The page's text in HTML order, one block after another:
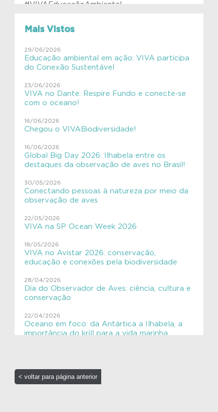
#VIVAEducaçãoAmbiental
#VIVAJulianaMolás
#VIVAnasEscolas
#VIVAnasEscolas
#VIVAsemlixo
Aves migratórias
SHE
VIVAToninha
VIVAves
Mais Vistos
29/06/2026
Educação ambiental em ação: VIVA participa
do Conexão Sustentável
23/06/2026
VIVA no Dante: Respire Fundo e conecte-se
com o oceano!
16/06/2026
Chegou o VIVABiodiversidade!
16/06/2026
Global Big Day 2026: Ilhabela entre os
destaques da observação de aves no Brasil!
30/05/2026
Conectando pessoas à natureza por meio da
observação de aves
22/05/2026
VIVA na SP Ocean Week 2026
18/05/2026
VIVA no Avistar 2026: conservação,
educação e conexões pela biodiversidade
28/04/2026
Dia do Observador de Aves: ciência, cultura e
conservação
22/04/2026
Oceano em foco: da Antártica a Ilhabela, a
importância do krill para a vida marinha
16/04/2026
Ensino Aplicado em Oceanografia: Aves
< voltar para página anterior